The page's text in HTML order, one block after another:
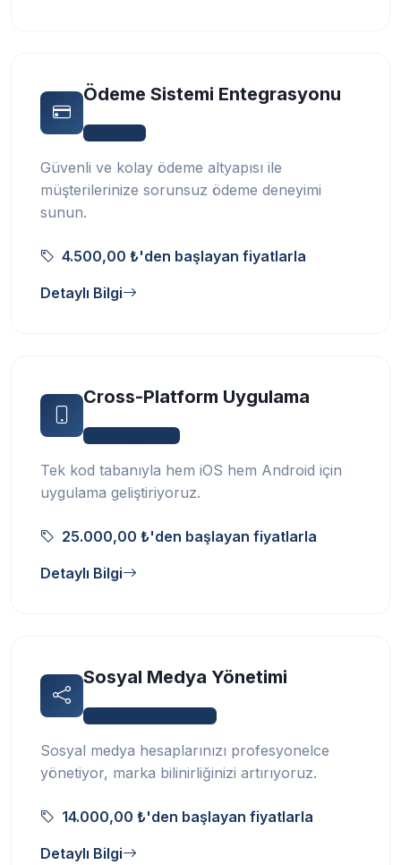
Ödeme Sistemi Entegrasyonu
Güvenli ve kolay ödeme altyapısı ile
müşterilerinize sorunsuz ödeme deneyimi
sunun.
4.500,00 ₺'den başlayan fiyatlarla
Detaylı Bilgi
Cross-Platform Uygulama
Tek kod tabanıyla hem iOS hem Android için
uygulama geliştiriyoruz.
25.000,00 ₺'den başlayan fiyatlarla
Detaylı Bilgi
Sosyal Medya Yönetimi
Sosyal medya hesaplarınızı profesyonelce
yönetiyor, marka bilinirliğinizi artırıyoruz.
14.000,00 ₺'den başlayan fiyatlarla
Detaylı Bilgi